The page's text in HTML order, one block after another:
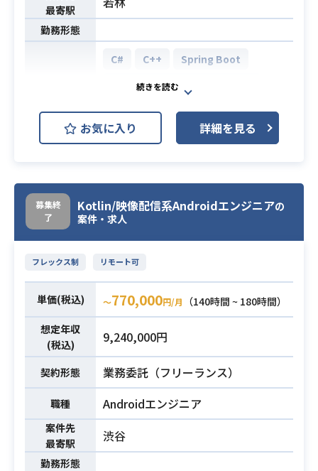
こそ出来るチャレンジをしていま
【これらの仕事で得られること】
■スクラムチーム開発の経験
■0→1から1→10フェーズのエンジニ
ニアとしての市場価値が格段に高く
なる
■業界に関係なく利用されるサービ
れる
■人生を変える体験を提供する責任
とやりがい
必須スキル
・JavaScript（React.js）、HTML
・サーバー側とのWebAPIとの連携経
験
・GitFlowでの開発経験
・React.jsを用いた開発経験2年以上
業務内容
めの支援を行っています。
開発本部では2020年より行ってきた
リアーキテクチャが間もなく完了予
定となっており、
C / GraphQL / Kubernetes を用いた
Microservices基盤のもと、
プロダクト開発を通じた顧客への価
値提供ならびに事業成長を加速させ
それにあたり、プロダクト開発を行
う開発チームを、知識や経験を活か
し、
を必要としております。
チーム（PM1名・TL1名＋ソフトウ
て、
データサイエンスを駆使してマーケ
ティング成果を最大化させるプロダ
クト開発に携わっていただきます。
開発領域によってエンジニアの役割
を分けておらず、
ソフトウェアエンジニアとしてサー
最寄駅
勤務形態
C# C++
Spring Boot
AWS (Amazon Web Services)
Unity
業務内容
様々なゲームタイトルを運営してい
ジニアとしてご活躍いただきます。
業務内容としては、以下のようなも
のを想定しております。
・プラットフォーム維持保守のた
め、OSやゲームエンジンのバージョ
ンアップや、
ゲームエンジニアのイシューに応
じた対応作業など。
必須スキル
・Unityを用いたクライアント開発経
験3年程度
・C#/C++を使ったクライアント開発
経験
・要件定義の経験
お気に入り 詳細を見る
募集終
了
Kotlin/映像配信系Androidエンジニアの
案件・求人
フレックス制 リモート可
単価(税込) 〜770,000円/月
（140時間 ~ 180時間）
想定年収
(税込)
9,240,000円
契約形態 業務委託（フリーランス）
職種 Androidエンジニア
案件先
最寄駅
渋谷
勤務形態